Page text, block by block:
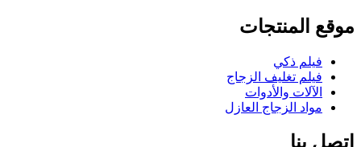
موقع المنتجات
فيلم ذكي
فيلم تغليف الزجاج
الآلات والأدوات
مواد الزجاج العازل
اتصل بنا